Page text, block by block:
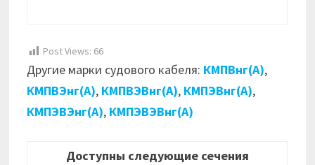
Post Views: 66
Другие марки судового кабеля: КМПВнг(А),
КМПВЭнг(А), КМПВЭВнг(А), КМПЭВнг(А),
КМПЭВЭнг(А), КМПЭВЭВнг(А)
Доступны следующие сечения